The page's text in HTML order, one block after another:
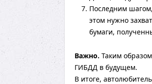
Последним
этом нужно
бумаги,
Важно. Таким
ГИБДД в будущем.
В итоге,